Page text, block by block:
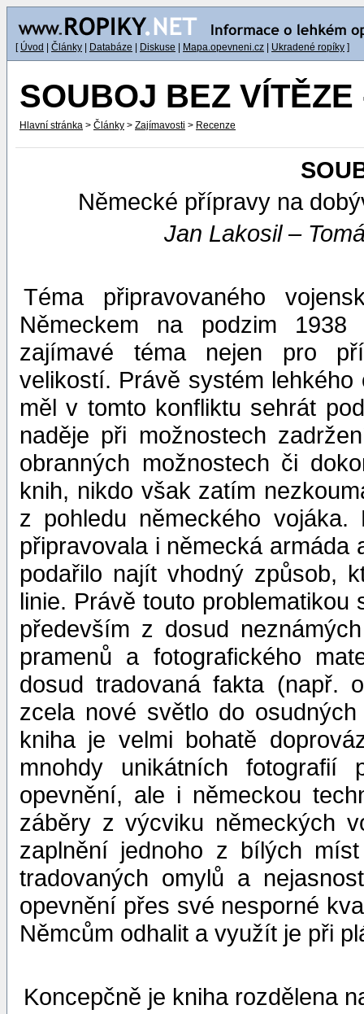
[ Úvod Články Databáze Diskuse Mapa.opevneni.cz Ukradené ropíky ]
SOUBOJ BEZ
Hlavní stránka > Články > Zajímavosti > Recenze
Německé přípravy na
Jan Lakosil –
Téma připravovaného
Německem na podzim
zajímavé téma nejen pro
velikostí. Právě systém
měl v tomto konfliktu sehrát
naděje při možnostech
obranných možnostech či
knih, nikdo však zatím
z pohledu německého
připravovala i německá armáda
podařilo najít vhodný způsob,
linie. Právě touto
především z dosud
pramenů a fotografického
dosud tradovaná fakta (např.
zcela nové světlo do
kniha je velmi bohatě
mnohdy unikátních fotografií
opevnění, ale i německou
záběry z výcviku německých
zaplnění jednoho z bílých
tradovaných omylů a
opevnění přes své nesporné
Němcům odhalit a využít je při
Koncepčně je kniha rozdělena